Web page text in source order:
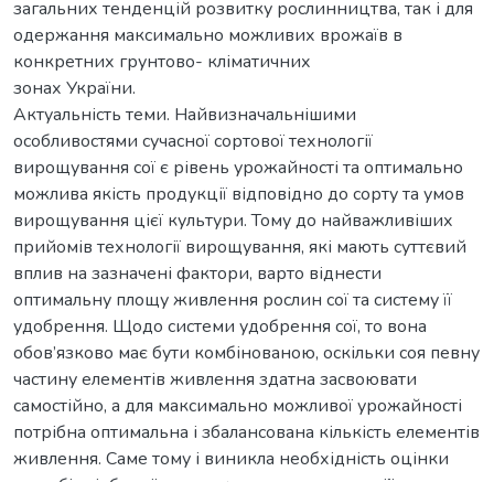
загальних тенденцій розвитку рослинництва, так і для
одержання максимально можливих врожаїв в
конкретних грунтово- кліматичних
зонах України.
Актуальність теми. Найвизначальнішими
особливостями сучасної сортової технології
вирощування сої є рівень урожайності та оптимально
можлива якість продукції відповідно до сорту та умов
вирощування цієї культури. Тому до найважливіших
прийомів технології вирощування, які мають суттєвий
вплив на зазначені фактори, варто віднести
оптимальну площу живлення рослин сої та систему її
удобрення. Щодо системи удобрення сої, то вона
обов’язково має бути комбінованою, оскільки соя певну
частину елементів живлення здатна засвоювати
самостійно, а для максимально можливої урожайності
потрібна оптимальна і збалансована кількість елементів
живлення. Саме тому і виникла необхідність оцінки